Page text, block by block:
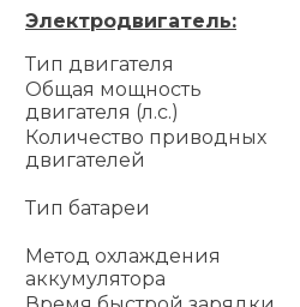
Электродвигатель:
Тип двигателя
Общая мощность
двигателя (л.с.)
Количество приводных
двигателей
Тип батареи
Метод охлаждения
аккумулятора